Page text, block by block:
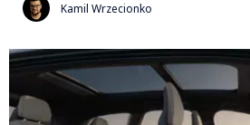
Kamil Wrzecionko